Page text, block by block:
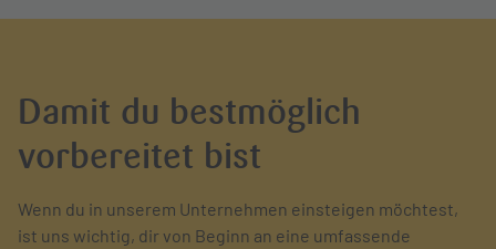
Damit du bestmöglich
vorbereitet bist
Wenn du in unserem Unternehmen einsteigen möchtest,
ist uns wichtig, dir von Beginn an eine umfassende